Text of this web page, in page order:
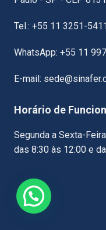
Tel.: +55 11 3251-
WhatsApp: +55 11
E-mail:
Horário de
Segunda a Sexta-
das 8:30 às 12:00 e